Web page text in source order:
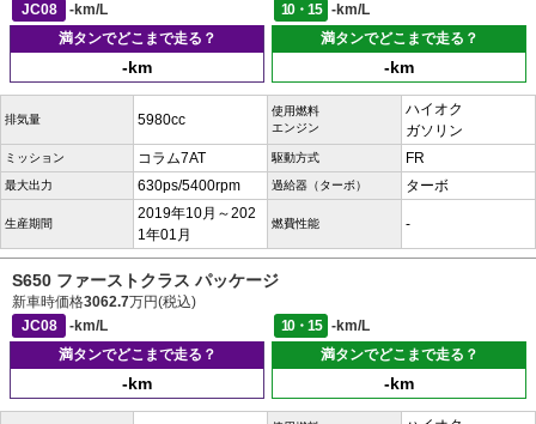
JC08
-km/L 10・15
-km/L
満タンでどこまで走る？
-km
満タンでどこまで走る？
-km
排気量 5980cc
使用燃料
エンジン
ハイオク
ガソリン
ミッション コラム7AT 駆動方式 FR
最大出力 630ps/5400rpm 過給器（ターボ） ターボ
生産期間
2019年10月～202
1年01月
燃費性能 -
S650 ファーストクラス パッケージ
新車時価格3062.7万円(税込)
JC08
-km/L 10・15
-km/L
満タンでどこまで走る？
-km
満タンでどこまで走る？
-km